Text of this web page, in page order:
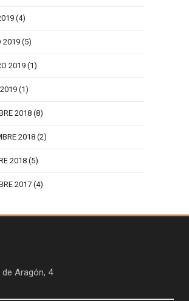
(4)
2019 (5)
2019 (1)
(1)
2018(8)
2018 (2)
2018 (5)
2017(4)
Aragón, 4